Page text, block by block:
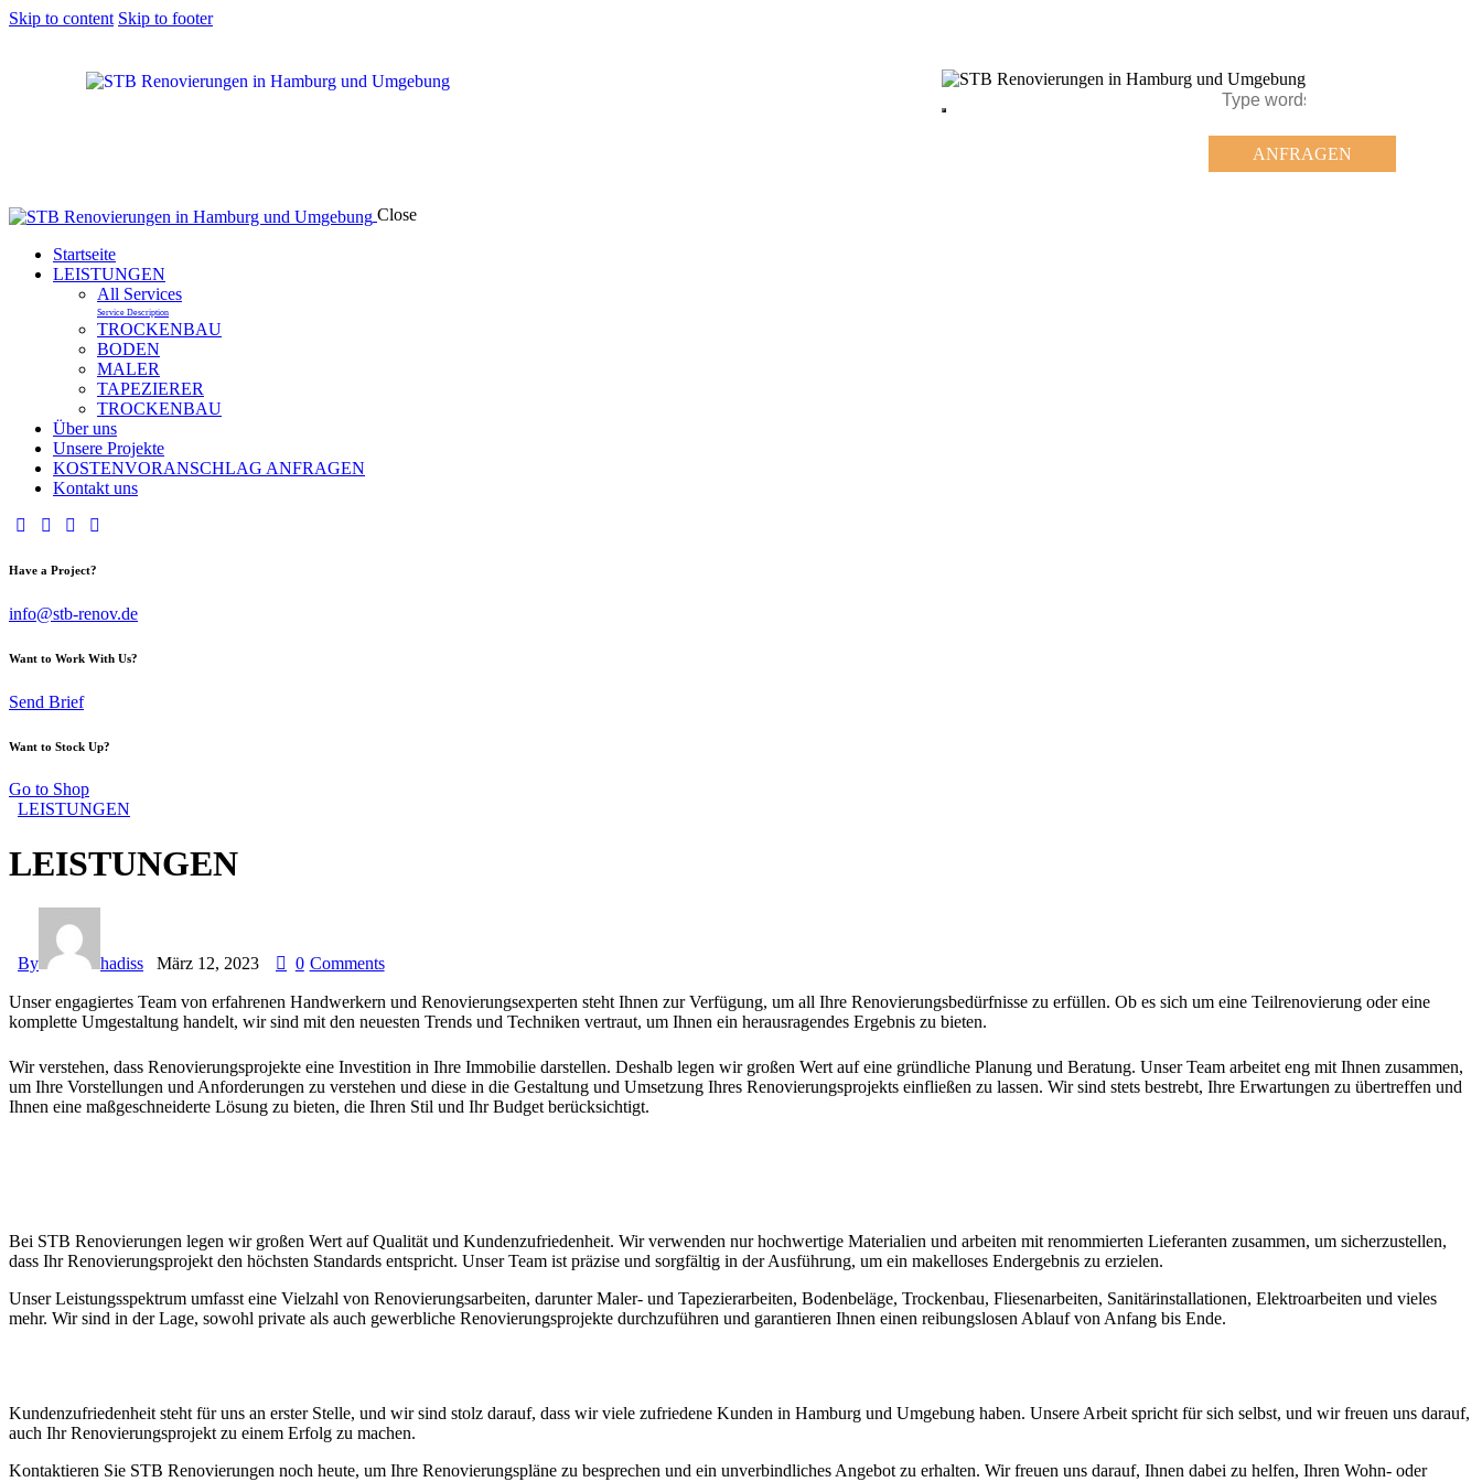
Skip to content Skip to footer
ANFRAGEN
Close
Startseite
LEISTUNGEN
All Services
Service Description
TROCKENBAU
BODEN
MALER
TAPEZIERER
TROCKENBAU
Über uns
Unsere Projekte
KOSTENVORANSCHLAG ANFRAGEN
Kontakt uns
Have a Project?
info@stb-renov.de
Want to Work With Us?
Send Brief
Want to Stock Up?
Go to Shop
LEISTUNGEN
LEISTUNGEN
By hadiss März 12, 2023 0 Comments
Unser engagiertes Team von erfahrenen Handwerkern und Renovierungsexperten steht Ihnen zur Verfügung, um all Ihre Renovierungsbedürfnisse zu erfüllen. Ob es sich um eine Teilrenovierung oder eine
komplette Umgestaltung handelt, wir sind mit den neuesten Trends und Techniken vertraut, um Ihnen ein herausragendes Ergebnis zu bieten.
Wir verstehen, dass Renovierungsprojekte eine Investition in Ihre Immobilie darstellen. Deshalb legen wir großen Wert auf eine gründliche Planung und Beratung. Unser Team arbeitet eng mit Ihnen zusammen,
um Ihre Vorstellungen und Anforderungen zu verstehen und diese in die Gestaltung und Umsetzung Ihres Renovierungsprojekts einfließen zu lassen. Wir sind stets bestrebt, Ihre Erwartungen zu übertreffen und
Ihnen eine maßgeschneiderte Lösung zu bieten, die Ihren Stil und Ihr Budget berücksichtigt.
Bei STB Renovierungen legen wir großen Wert auf Qualität und Kundenzufriedenheit. Wir verwenden nur hochwertige Materialien und arbeiten mit renommierten Lieferanten zusammen, um sicherzustellen,
dass Ihr Renovierungsprojekt den höchsten Standards entspricht. Unser Team ist präzise und sorgfältig in der Ausführung, um ein makelloses Endergebnis zu erzielen.
Unser Leistungsspektrum umfasst eine Vielzahl von Renovierungsarbeiten, darunter Maler- und Tapezierarbeiten, Bodenbeläge, Trockenbau, Fliesenarbeiten, Sanitärinstallationen, Elektroarbeiten und vieles
mehr. Wir sind in der Lage, sowohl private als auch gewerbliche Renovierungsprojekte durchzuführen und garantieren Ihnen einen reibungslosen Ablauf von Anfang bis Ende.
Kundenzufriedenheit steht für uns an erster Stelle, und wir sind stolz darauf, dass wir viele zufriedene Kunden in Hamburg und Umgebung haben. Unsere Arbeit spricht für sich selbst, und wir freuen uns darauf,
auch Ihr Renovierungsprojekt zu einem Erfolg zu machen.
Kontaktieren Sie STB Renovierungen noch heute, um Ihre Renovierungspläne zu besprechen und ein unverbindliches Angebot zu erhalten. Wir freuen uns darauf, Ihnen dabei zu helfen, Ihren Wohn- oder